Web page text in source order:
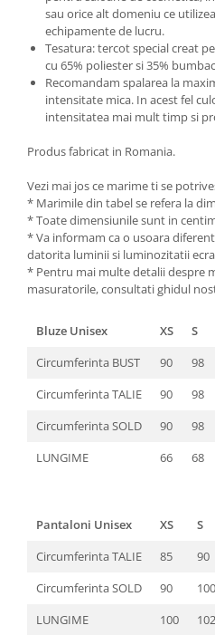
sau orice alt domeniu ce
echipamente de lucru.
Tesatura: tercot special creat
cu 65% poliester si 35%
Recomandam spalarea la
intensitate mica. In acest fel
intensitatea mai mult timp si
Produs fabricat in Romania.
Vezi mai jos ce marime ti se
* Marimile din tabel se refera la
* Toate dimensiunile sunt in
* Va informam ca o usoara
datorita luminii si luminozitatii
* Pentru mai multe detalii despre
masuratorile, consultati ghidul
Bluze Unisex XS S
Circumferinta BUST
90 98
Circumferinta TALIE
90 98
Circumferinta SOLD
90 98
LUNGIME
66 68
Pantaloni Unisex XS S
Circumferinta TALIE
85 90
Circumferinta SOLD
90 100
LUNGIME
100 102